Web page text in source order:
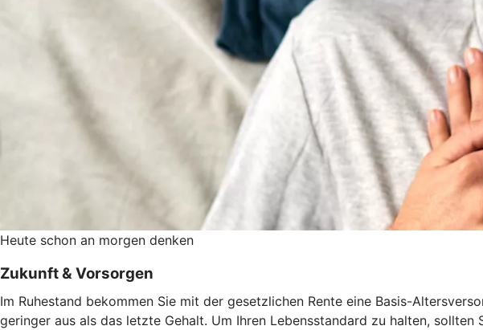
Heute schon an morgen denken
Zukunft & Vorsorgen
Im Ruhestand bekommen Sie mit der gesetzlichen Rente eine Basis-
geringer aus als das letzte Gehalt. Um Ihren Lebensstandard zu halten,